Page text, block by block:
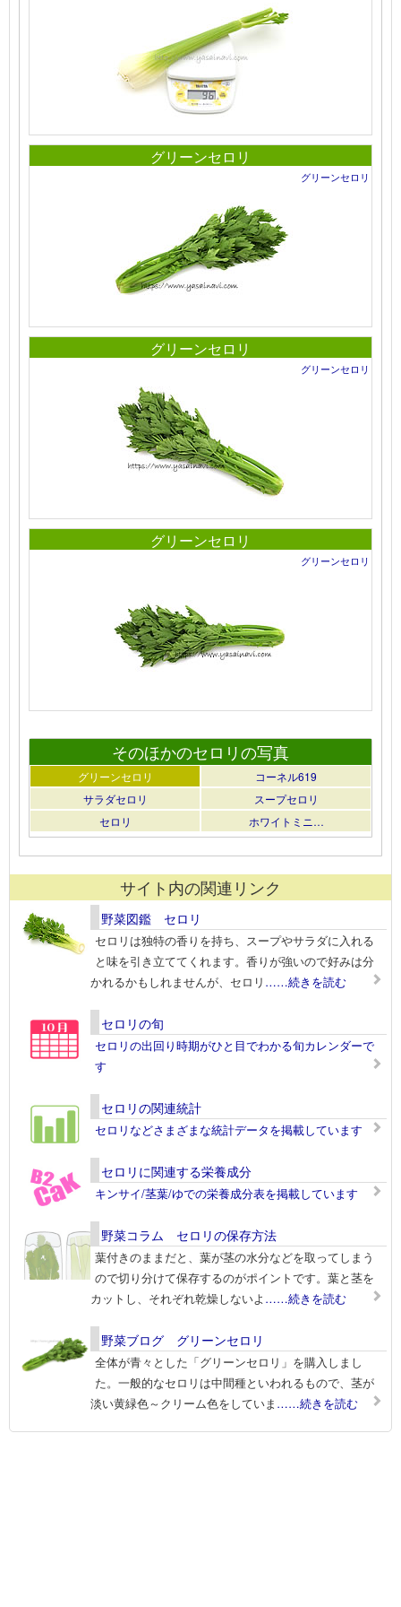
グリーンセロリ
グリーンセロリ
グリーンセロリ
グリーンセロリ
グリーンセロリ
グリーンセロリ
そのほかのセロリの写真
グリーンセロリ
コーネル619
サラダセロリ
スープセロリ
セロリ
ホワイトミニ…
サイト内の関連リンク
野菜図鑑 セロリ
セロリは独特の香りを持ち、スープやサラダに入れる
と味を引き立ててくれます。香りが強いので好みは分
かれるかもしれませんが、セロリ ……続きを読む
セロリの旬
セロリの出回り時期がひと目でわかる旬カレンダーで
す
セロリの関連統計
セロリなどさまざまな統計データを掲載しています
セロリに関連する栄養成分
キンサイ/茎葉/ゆでの栄養成分表を掲載しています
野菜コラム セロリの保存方法
葉付きのままだと、葉が茎の水分などを取ってしまう
ので切り分けて保存するのがポイントです。葉と茎を
カットし、それぞれ乾燥しないよ ……続きを読む
野菜ブログ グリーンセロリ
全体が青々とした「グリーンセロリ」を購入しまし
た。一般的なセロリは中間種といわれるもので、茎が
淡い黄緑色～クリーム色をしていま ……続きを読む